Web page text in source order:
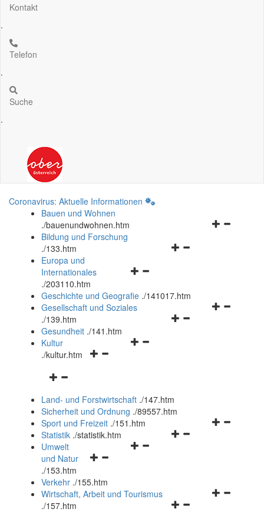
Kontakt
.
Telefon
.
Suche
.
Coronavirus: Aktuelle Informationen
Bauen und Wohnen
./bauenundwohnen.htm
Navigationsmenü
Bildung und Forschung
./133.htm
Navigationsmenü
und
schließen
Europa und
Internationales
./203110.htm
Geschichte und Geografie ./141017.htm
Navigationsmenü
Gesellschaft und Soziales
./139.htm
Navigationsmenü
Gesundheit ./141.htm
Navigationsmenü
Kultur
./kultur.htm
Navigationsmenü
und
schließen
Land- und Forstwirtschaft ./147.htm
Sicherheit und Ordnung ./89557.htm
Navigationsmenü
Sport und Freizeit ./151.htm
Navigationsmenü
Statistik ./statistik.htm
Navigationsmenü
und
schließen
Umwelt
und Natur
./153.htm
Verkehr ./155.htm
Navigationsmenü
Wirtschaft, Arbeit und Tourismus
./157.htm